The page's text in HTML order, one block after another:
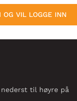
VIL LOGGE INN
til høyre på